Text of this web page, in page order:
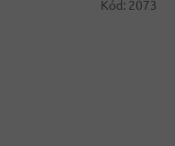
Kód: 2073